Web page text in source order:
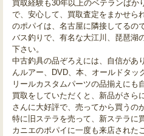
買取経験も30年以上のベテランばか
で、安心して、買取査定をまかせら
のポパイは、名古屋に隣接してるの
バス釣りで、有名な大江川、琵琶湖
下さい。
中古釣具の品ぞろえには、自信があ
んルアー、DVD、本、オールドタッ
リールカスタムパーツの品揃えにも
買取をしていただくと、新品がさら
さんに大好評で、売ってから買うの
特に旧ステラを売って、新ステラに
カニエのポパイに一度も来店された